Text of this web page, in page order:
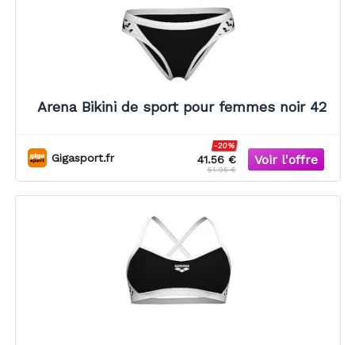
Arena Bikini de sport pour femmes noir 42
Gigasport.fr 41.56 €
-20%
51.95 €